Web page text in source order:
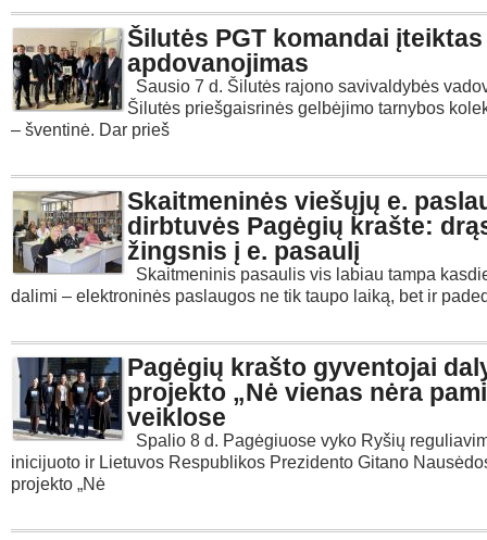
Šilutės PGT komandai įteiktas
apdovanojimas
Sausio 7 d. Šilutės rajono savivaldybės
Šilutės priešgaisrinės gelbėjimo tarnybos
– šventinė. Dar prieš
Skaitmeninės viešųjų e.
dirbtuvės Pagėgių krašte:
žingsnis į e. pasaulį
Skaitmeninis pasaulis vis labiau tampa
dalimi – elektroninės paslaugos ne tik taupo laiką, bet ir
Pagėgių krašto gyventojai
projekto „Nė vienas nėra
veiklose
Spalio 8 d. Pagėgiuose vyko Ryšių
inicijuoto ir Lietuvos Respublikos Prezidento Gitano
projekto „Nė